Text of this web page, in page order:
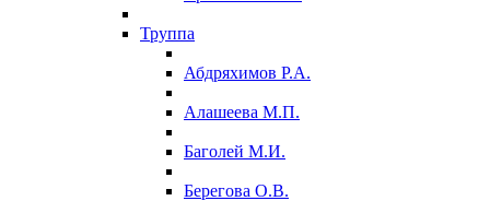
Труппа
Абдряхимов Р.А.
Алашеева М.П.
Баголей М.И.
Берегова О.В.